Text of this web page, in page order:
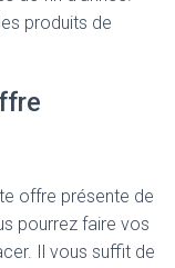
produits de
offre présente de
pourrez faire vos
Il vous suffit de